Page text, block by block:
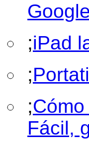
Google
;iPad
;
;
Fácil,